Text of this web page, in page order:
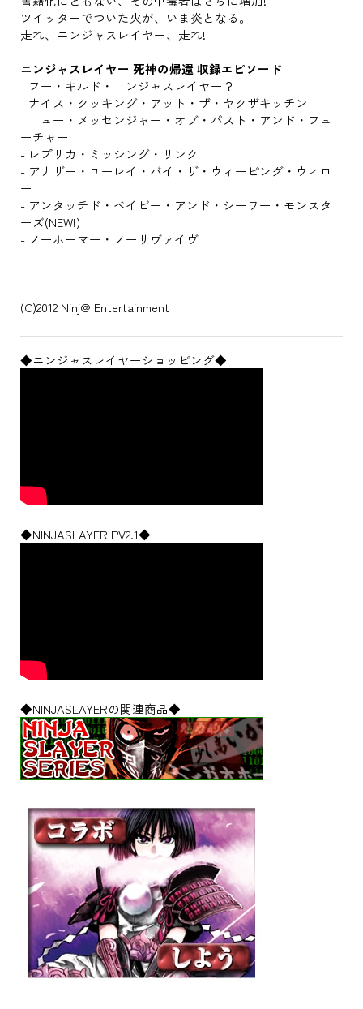
ツイッターでついた火が、いま炎となる。
走れ、ニンジャスレイヤー、走れ!
ニンジャスレイヤー 死神の帰還 収録エピソード
- フー・キルド・ニンジャスレイヤー？
- ナイス・クッキング・アット・ザ・ヤクザキッチン
- ニュー・メッセンジャー・オブ・パスト・アンド・フュ
ーチャー
- レプリカ・ミッシング・リンク
- アナザー・ユーレイ・バイ・ザ・ウィーピング・ウィロ
ー
- アンタッチド・ベイビー・アンド・シーワー・モンスタ
ーズ(NEW!)
- ノーホーマー・ノーサヴァイヴ
(C)2012 Ninj@ Entertainment
◆ニンジャスレイヤーショッピング◆
◆NINJASLAYER PV2.1◆
◆NINJASLAYERの関連商品◆